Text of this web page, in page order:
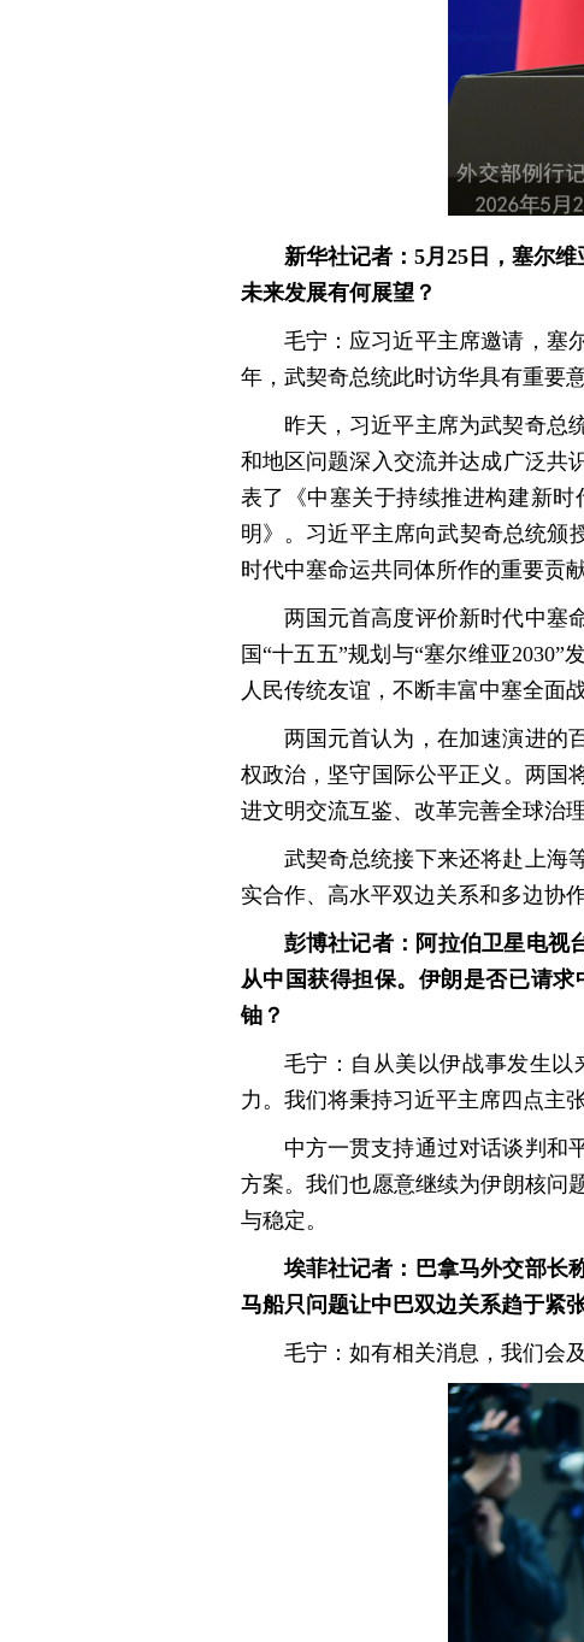
新华社记者：5月25日，塞尔
未来发展有何展望？
毛宁：应习近平主席邀请，塞
年，武契奇总统此时访华具有重要意
昨天，习近平主席为武契奇总
和地区问题深入交流并达成广泛共
表了《中塞关于持续推进构建新
明》。习近平主席向武契奇总统颁
时代中塞命运共同体所作的重要贡
两国元首高度评价新时代中塞
国“十五五”规划与“塞尔维亚
人民传统友谊，不断丰富中塞全面
两国元首认为，在加速演进的
权政治，坚守国际公平正义。两国
进文明交流互鉴、改革完善全球治
武契奇总统接下来还将赴上海
实合作、高水平双边关系和多边协
彭博社记者：阿拉伯卫星电视
从中国获得担保。伊朗是否已请
铀？
毛宁：自从美以伊战事发生
力。我们将秉持习近平主席四点主
中方一贯支持通过对话谈判和
方案。我们也愿意继续为伊朗核问
与稳定。
埃菲社记者：巴拿马外交部长
马船只问题让中巴双边关系趋于紧
毛宁：如有相关消息，我们会及